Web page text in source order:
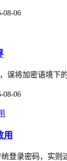
08-06
误将加密语境
08-06
用
登录密码，实